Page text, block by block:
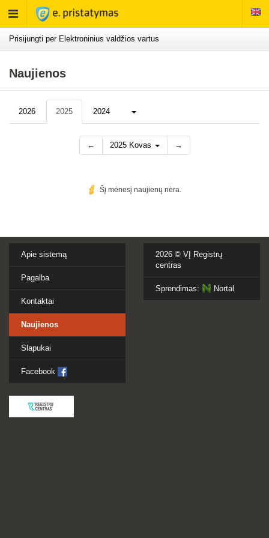
Rodyti
meniu
Prisijungti per Elektroninius valdžios vartus
Naujienos
2026 2025 2024 Daugiau...
← 2025 Kovas →
Šį mėnesį naujienų nėra.
Apie sistemą
Pagalba
Kontaktai
Naujienos
Slapukai
Facebook
2026 © VĮ Registrų
centras
Sprendimas: Nortal